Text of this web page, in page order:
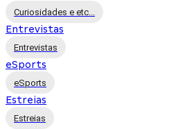
Curiosidades e etc...
Entrevistas
Entrevistas
eSports
eSports
Estreias
Estreias